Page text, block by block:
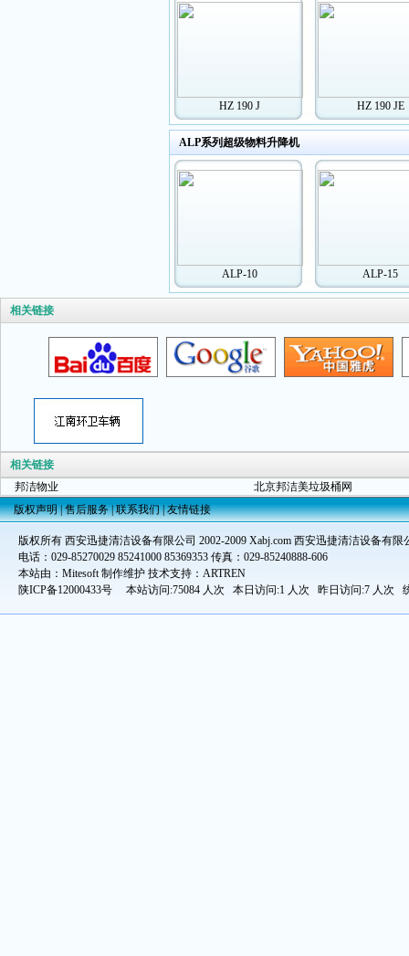
HZ 190 J HZ 190 JE
ALP系列超级物料升降机
ALP-10 ALP-15
相关链接
相关链接
邦洁物业
北京邦洁美垃圾桶网
版权声明|售后服务|联系我们|友情链接
版权所有 西安迅捷清洁设备有限公司 2002-2009 Xabj.com 西安迅捷清洁设备有限
电话：029-85270029 85241000 85369353 传真：029-85240888-606
本站由：Mitesoft 制作维护 技术支持：ARTREN
陕ICP备12000433号 本站访问:75084 人次 本日访问:1 人次 昨日访问:7 人次